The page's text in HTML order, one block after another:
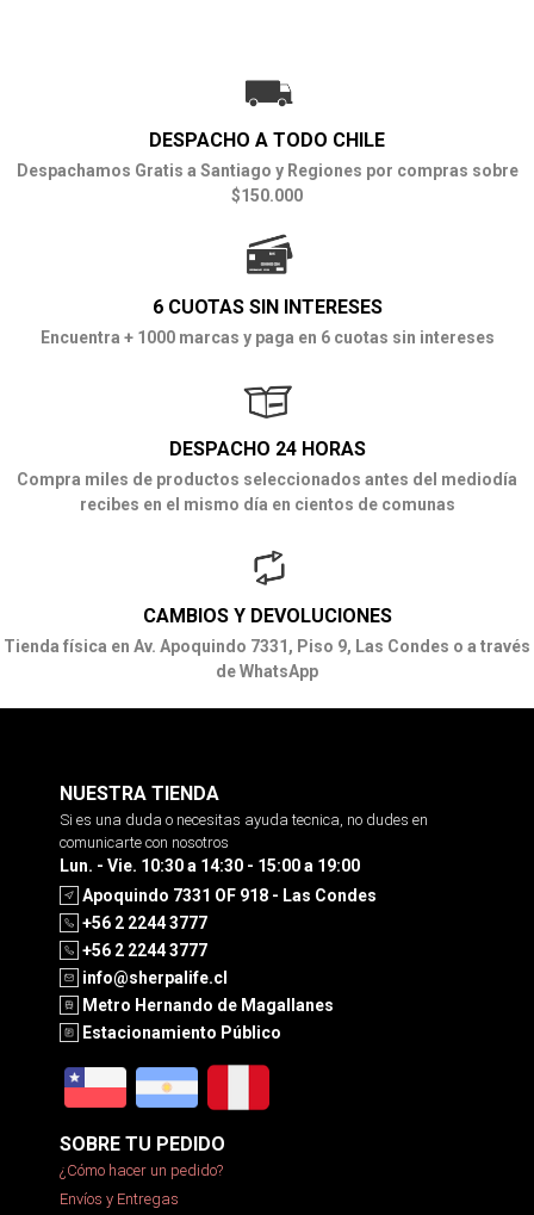
DESPACHO A TODO CHILE
Despachamos Gratis a Santiago y Regiones por compras sobre
$150.000
6 CUOTAS SIN INTERESES
Encuentra + 1000 marcas y paga en 6 cuotas sin intereses
DESPACHO 24 HORAS
Compra miles de productos seleccionados antes del mediodía
recibes en el mismo día en cientos de comunas
CAMBIOS Y DEVOLUCIONES
Tienda física en Av. Apoquindo 7331, Piso 9, Las Condes o a través
de WhatsApp
NUESTRA TIENDA
Si es una duda o necesitas ayuda tecnica, no dudes en
comunicarte con nosotros
Lun. - Vie. 10:30 a 14:30 - 15:00 a 19:00
Apoquindo 7331 OF 918 - Las Condes
+56 2 2244 3777
+56 2 2244 3777
info@sherpalife.cl
Metro Hernando de Magallanes
Estacionamiento Público
SOBRE TU PEDIDO
¿Cómo hacer un pedido?
Envíos y Entregas